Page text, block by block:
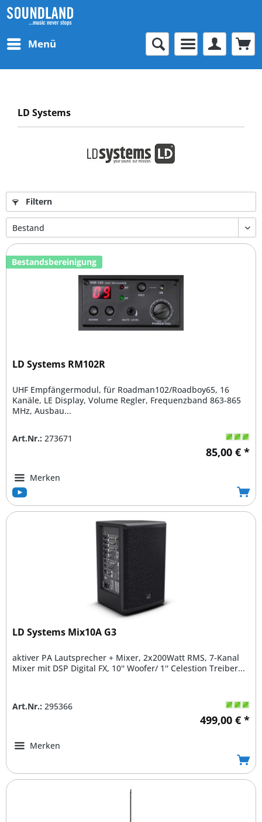
Menü
LD Systems
Filtern
Bestandsbereinigung
LD Systems RM102R
UHF Empfängermodul, für Roadman102/Roadboy65, 16
Kanäle, LE Display, Volume Regler, Frequenzband 863-865
MHz, Ausbau...
Art.Nr.: 273671
85,00 € *
Merken
LD Systems Mix10A G3
aktiver PA Lautsprecher + Mixer, 2x200Watt RMS, 7-Kanal
Mixer mit DSP Digital FX, 10'' Woofer/ 1'' Celestion Treiber...
Art.Nr.: 295366
499,00 € *
Merken